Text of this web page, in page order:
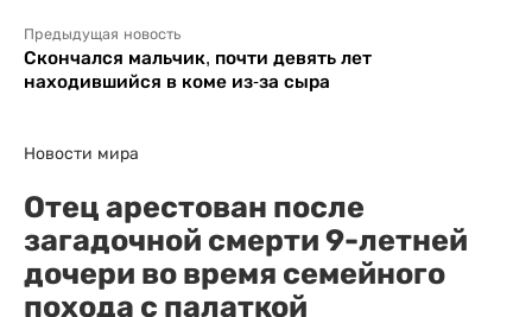
Предыдущая новость
Скончался мальчик, почти девять лет
находившийся в коме из-за сыра
Новости мира
Отец арестован после
загадочной смерти 9-летней
дочери во время семейного
похода с палаткой